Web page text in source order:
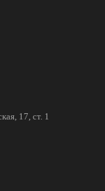
17, ст. 1